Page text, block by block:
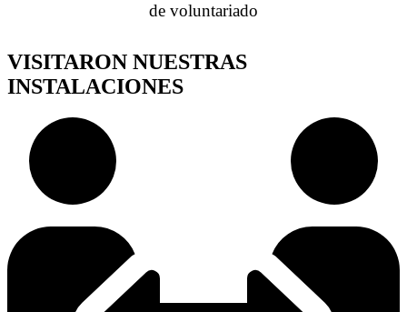
de voluntariado
VISITARON NUESTRAS
INSTALACIONES